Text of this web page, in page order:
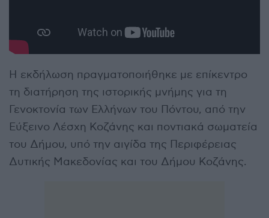
Η εκδήλωση πραγματοποιήθηκε με επίκεντρο
τη διατήρηση της ιστορικής μνήμης για τη
Γενοκτονία των Ελλήνων του Πόντου, από την
Εύξεινο Λέσχη Κοζάνης και ποντιακά σωματεία
του Δήμου, υπό την αιγίδα της Περιφέρειας
Δυτικής Μακεδονίας και του Δήμου Κοζάνης.